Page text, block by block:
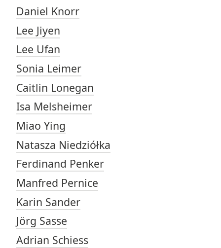
Daniel Knorr
Lee Jiyen
Lee Ufan
Sonia Leimer
Caitlin Lonegan
Isa Melsheimer
Miao Ying
Natasza Niedziółka
Ferdinand Penker
Manfred Pernice
Karin Sander
Jörg Sasse
Adrian Schiess